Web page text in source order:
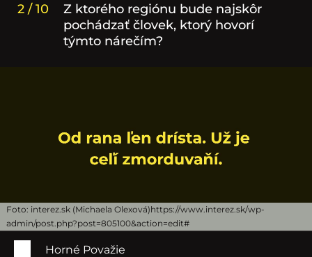
2 / 10
Z ktorého regiónu bude najskôr
pochádzať človek, ktorý hovorí
týmto nárečím?
Foto: interez.sk (Michaela Olexová)https://www.interez.sk/wp-
admin/post.php?post=805100&action=edit#
Horné Považie